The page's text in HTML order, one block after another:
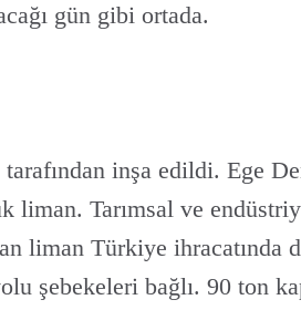
gün gibi ortada.
inşa edildi. Ege
liman. Tarımsal ve
liman Türkiye ihracatında
şebekeleri bağlı. 90 ton